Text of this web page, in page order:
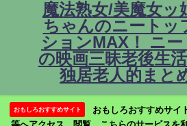
魔法熟女/美魔女ッ
ちゃんのニートッ
ションMAX！ ニ
の映画三昧老後生
独居老人的まと
おもしろおすすめサイト
おもしろおすすめサイ
等へアクセス、閲覧、こちらのサービスを